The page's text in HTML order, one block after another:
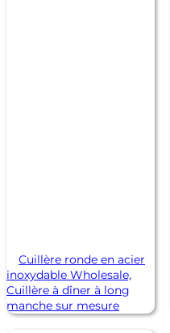
Cuillère ronde en acier
inoxydable Wholesale,
Cuillère à dîner à long
manche sur mesure